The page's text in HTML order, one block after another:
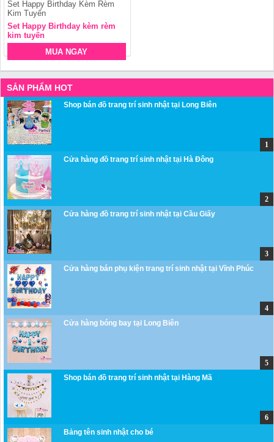
Set Happy Birthday Kèm Rèm
Kim Tuyến
Set Happy Birthday kèm rèm
kim tuyến
MUA NGAY
SẢN PHẨM HOT
Shop bán đồ trang trí sinh nhật tại Long Biên
Cửa hàng đồ trang trí sinh nhật tại Hà Đông
Cửa hàng đồ trang trí sinh nhật tại Cầu Giấy
Cửa hàng bán phụ kiện trang trí sinh nhật tại Vĩnh Phúc
Cửa hàng bóng bay tại Long Biên
Shop bán đồ trang trí sinh nhật tại Hàng Mã
Bảng tên sinh nhật cho bé